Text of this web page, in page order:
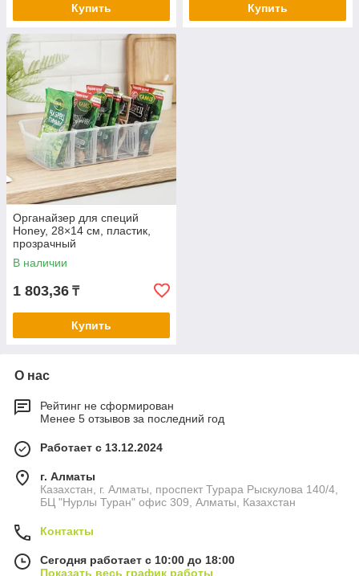
Купить Купить
Органайзер для специй
Honey, 28×14 см, пластик,
прозрачный
В наличии
1 803,36 ₸
Купить
О нас
Рейтинг не сформирован
Менее 5 отзывов за последний год
Работает с 13.12.2024
г. Алматы
Казахстан, г. Алматы, проспект Турара Рыскулова 140/4,
БЦ "Нурлы Туран" офис 309, Алматы, Казахстан
Контакты
Сегодня работает с 10:00 до 18:00
Показать весь график работы